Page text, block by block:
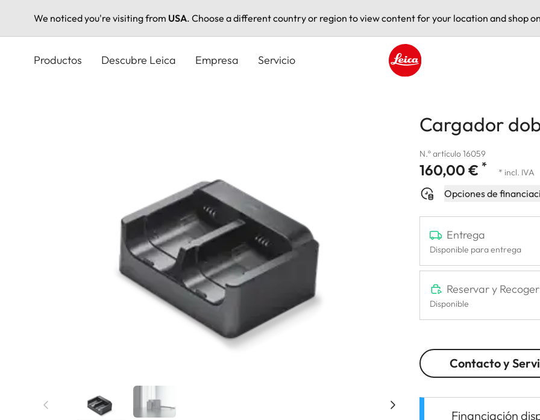
We noticed you're visiting from USA. Choose a different country or region to view content for your location and shop
Productos Descubre Leica Empresa Servicio
Cargador
N.º artículo 16059
160,00 € * * incl. IVA
Opciones de
Entrega
Disponible para entrega
Reservar y Recoger
Disponible
Contacto y
Financiación